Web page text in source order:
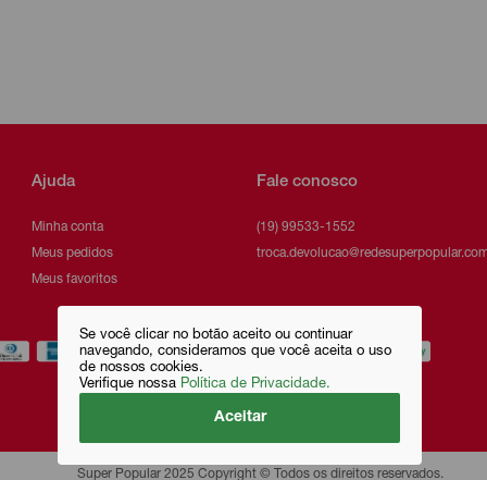
Se você clicar no botão aceito ou continuar
navegando, consideramos que você aceita o uso
de nossos cookies.
Verifique nossa Política de Privacidade.
Aceitar
Ajuda
Minha conta
Meus pedidos
Meus favoritos
Fale conosco
(19) 99533-1552
Super Popular 2025 Copyright © Todos os direitos reservados.